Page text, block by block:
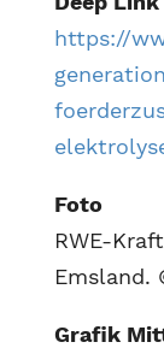
https://
Foto
RWE-
Emsland.
Grafik